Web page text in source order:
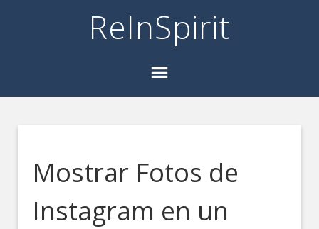
ReInSpirit
Mostrar Fotos de
Instagram en un